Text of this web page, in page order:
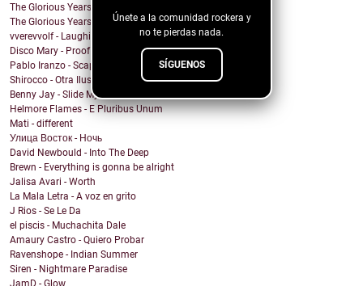
Únete a la comunidad rockera y
no te pierdas nada.
SÍGUENOS
The Glorious Years - Cosmic Behaviour
The Glorious Years - Sweet Imperfections
vverevvolf - Laughing Til I Cry
Disco Mary - Proof
Pablo Iranzo - Scapegoat (Single Edit)
Shirocco - Otra Ilusión
Benny Jay - Slide My Way
Helmore Flames - E Pluribus Unum
Mati - different
Улица Восток - Ночь
David Newbould - Into The Deep
Brewn - Everything is gonna be alright
Jalisa Avari - Worth
La Mala Letra - A voz en grito
J Rios - Se Le Da
el piscis - Muchachita Dale
Amaury Castro - Quiero Probar
Ravenshope - Indian Summer
Siren - Nightmare Paradise
JamD - Glow